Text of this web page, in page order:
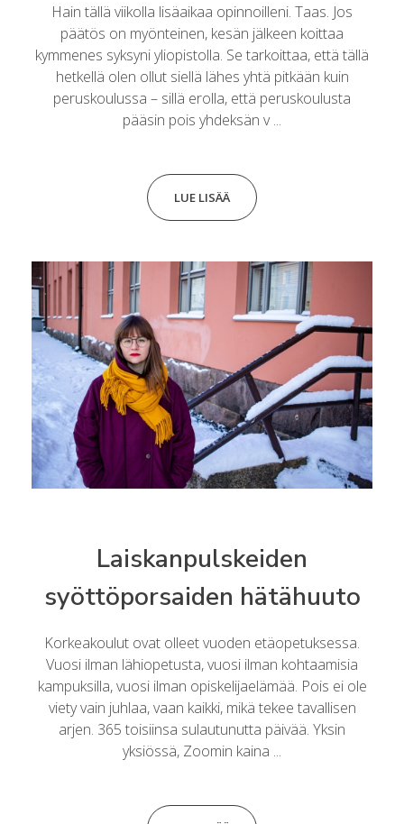
Hain tällä viikolla lisäaikaa opinnoilleni. Taas. Jos
päätös on myönteinen, kesän jälkeen koittaa
kymmenes syksyni yliopistolla. Se tarkoittaa, että tällä
hetkellä olen ollut siellä lähes yhtä pitkään kuin
peruskoulussa – sillä erolla, että peruskoulusta
pääsin pois yhdeksän v ...
LUE LISÄÄ
Laiskanpulskeiden
syöttöporsaiden hätähuuto
Korkeakoulut ovat olleet vuoden etäopetuksessa.
Vuosi ilman lähiopetusta, vuosi ilman kohtaamisia
kampuksilla, vuosi ilman opiskelijaelämää. Pois ei ole
viety vain juhlaa, vaan kaikki, mikä tekee tavallisen
arjen. 365 toisiinsa sulautunutta päivää. Yksin
yksiössä, Zoomin kaina ...